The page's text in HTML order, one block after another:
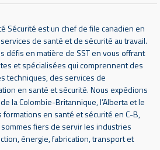
Sécurité est un chef de file canadien en
de santé et de sécurité au travail.
défis en matière de SST en vous offrant
et spécialisées qui comprennent des
techniques, des services de
en santé et sécurité. Nous expédions
la Colombie-Britannique, l’Alberta et le
en santé et sécurité en C-B,
sommes fiers de servir les industries
énergie, fabrication, transport et